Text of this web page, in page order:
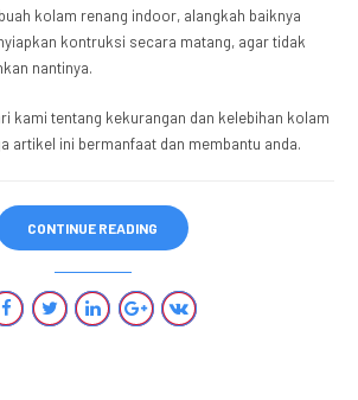
kolam renang indoor, alangkah baiknya
kontruksi secara matang, agar tidak
nantinya.
kami tentang kekurangan dan kelebihan kolam
artikel ini bermanfaat dan membantu anda.
CONTINUE READING